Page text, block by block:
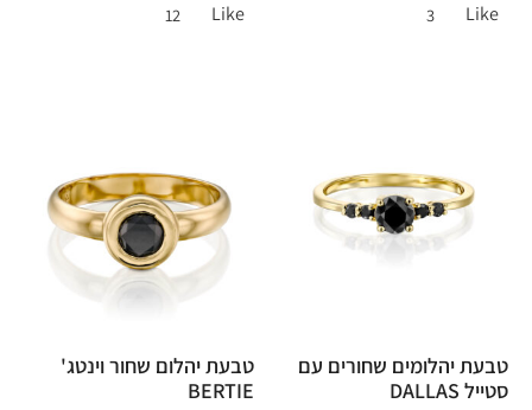
Like
3
Like
12
טבעת יהלומים שחורים עם
סטייל DALLAS
טבעת יהלום שחור וינטג'
BERTIE